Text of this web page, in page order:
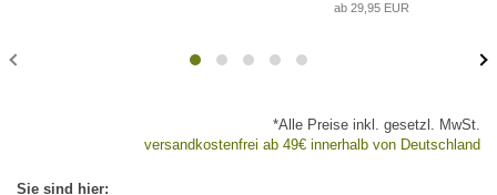
ab 29,95 EUR
*Alle Preise inkl. gesetzl. MwSt.
versandkostenfrei ab 49€ innerhalb von Deutschland